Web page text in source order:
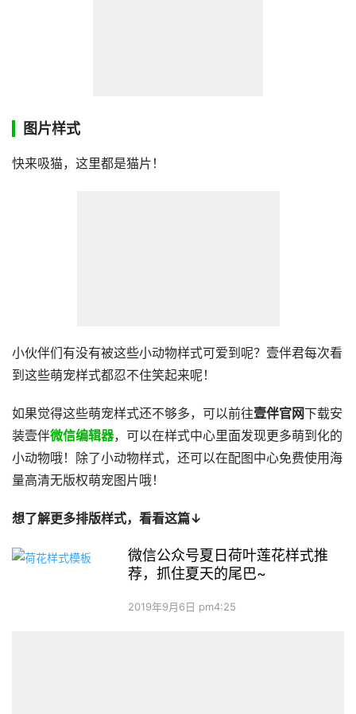
图片样式
快来吸猫，这里都是猫片！
小伙伴们有没有被这些小动物样式可爱到呢？壹伴君每次看
到这些萌宠样式都忍不住笑起来呢！
如果觉得这些萌宠样式还不够多，可以前往壹伴官网下载安
装壹伴微信编辑器，可以在样式中心里面发现更多萌到化的
小动物哦！除了小动物样式，还可以在配图中心免费使用海
量高清无版权萌宠图片哦！
想了解更多排版样式，看看这篇↓